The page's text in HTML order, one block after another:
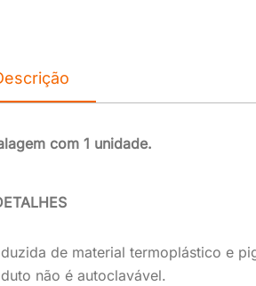
com 1 unidade.
de material termoplástico e
não é autoclavável.